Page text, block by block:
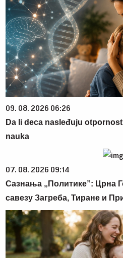
09. 08. 2026 06:26
Da li deca nasleđuju
nauka
07. 08. 2026 09:14
Сазнања „Политике”: Црна
савезу Загреба, Тиране и